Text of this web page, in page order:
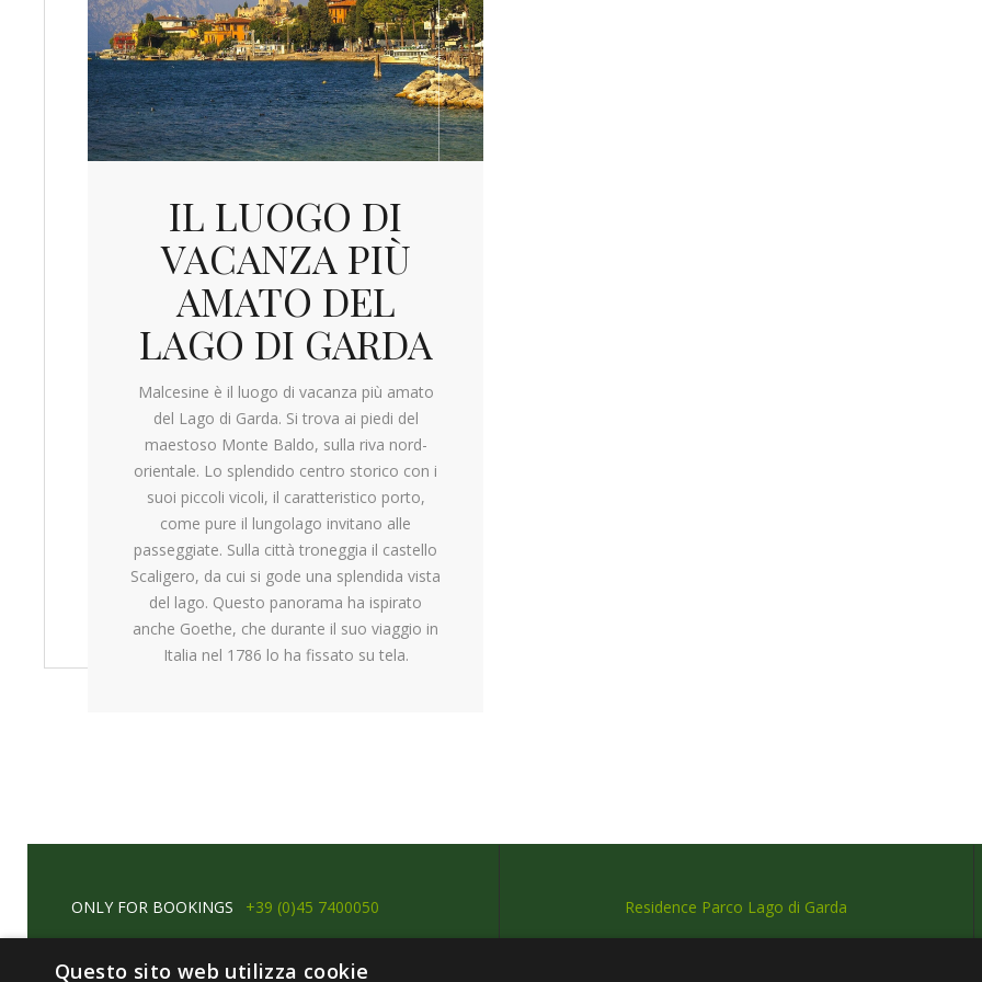
IL LUOGO DI
VACANZA PIÙ
AMATO DEL
LAGO DI GARDA
Malcesine è il luogo di vacanza più amato
del Lago di Garda. Si trova ai piedi del
maestoso Monte Baldo, sulla riva nord-
orientale. Lo splendido centro storico con i
suoi piccoli vicoli, il caratteristico porto,
come pure il lungolago invitano alle
passeggiate. Sulla città troneggia il castello
Scaligero, da cui si gode una splendida vista
del lago. Questo panorama ha ispirato
anche Goethe, che durante il suo viaggio in
Italia nel 1786 lo ha fissato su tela.
ONLY FOR BOOKINGS +39 (0)45 7400050
EMERGENCY
Residence Parco Lago di Garda
Questo sito web utilizza cookie